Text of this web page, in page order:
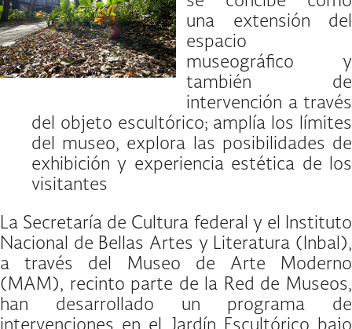
una extensión del
espacio
museográfico y
también de
intervención a través
del objeto escultórico; amplía los límites
del museo, explora las posibilidades de
exhibición y experiencia estética de los
visitantes
La Secretaría de Cultura federal y el Instituto
Nacional de Bellas Artes y Literatura (Inbal),
a través del Museo de Arte Moderno
(MAM), recinto parte de la Red de Museos,
han desarrollado un programa de